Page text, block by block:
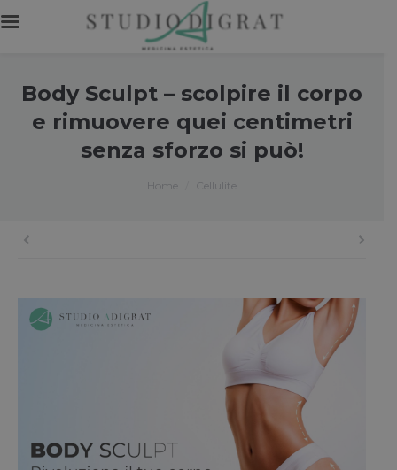
Body Sculpt – scolpire il corpo
e rimuovere quei centimetri
senza sforzo si può!
Home Cellulite